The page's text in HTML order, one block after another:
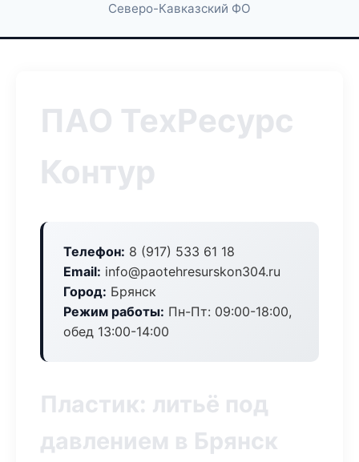
Северо-Кавказский ФО
ПАО ТехРесурс
Контур
Телефон: 8 (917) 533 61 18
Email: info@paotehresurskon304.ru
Город: Брянск
Режим работы: Пн-Пт: 09:00-18:00,
обед 13:00-14:00
Пластик: литьё под
давлением в Брянск